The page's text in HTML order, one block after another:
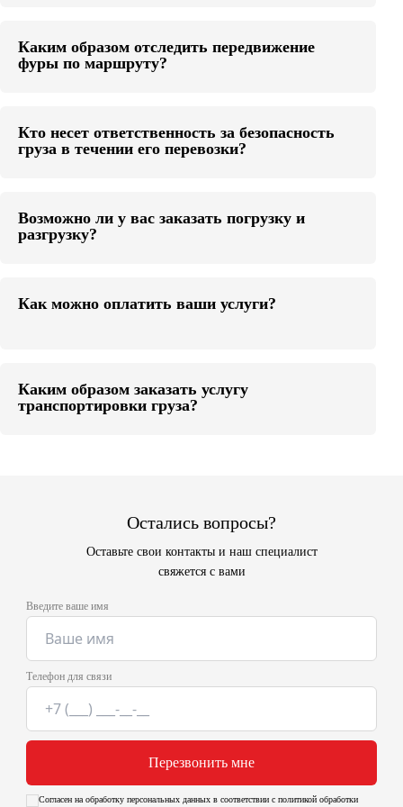
Каким образом отследить передвижение
фуры по маршруту?
Кто несет ответственность за безопасность
груза в течении его перевозки?
Возможно ли у вас заказать погрузку и
разгрузку?
Как можно оплатить ваши услуги?
Каким образом заказать услугу
транспортировки груза?
Остались вопросы?
Оставьте свои контакты и наш специалист
свяжется с вами
Введите ваше имя
Телефон для связи
Перезвонить мне
Согласен на обработку персональных данных в соответствии с политикой обработки